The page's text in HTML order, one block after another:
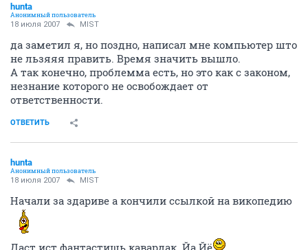
hunta
Анонимный пользователь
18 июля 2007 MIST
да заметил я, но поздно, написал мне компьютер што
не льзяяя править. Время значить вышло.
А так конечно, проблемма есть, но это как с законом,
незнание которого не освобождает от
ответственности.
ОТВЕТИТЬ
hunta
Анонимный пользователь
18 июля 2007 MIST
Начали за здариве а кончили ссылкой на викопедию
Даст ист фантастишь кавардак. Йа Йё